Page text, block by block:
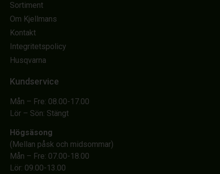
Sortiment
Om Kjellmans
Kontakt
Integritetspolicy
Husqvarna
Kundservice
Mån – Fre: 08.00-17.00
Lör – Sön: Stängt
Högsäsong
(Mellan påsk och midsommar)
Mån – Fre: 07.00-18.00
Lör: 09.00-13.00